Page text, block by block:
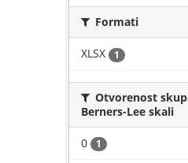
Formati
XLSX 1
Otvorenost
Berners-Lee skali
0 1